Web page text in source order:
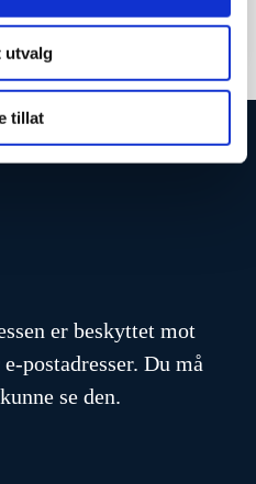
utvalg
tillat
er beskyttet mot
postadresser. Du må
se den.